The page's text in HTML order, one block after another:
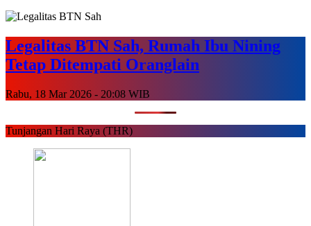
Legalitas BTN Sah, Rumah Ibu Nining
Tetap Ditempati Oranglain
Rabu, 18 Mar 2026 - 20:08 WIB
Tunjangan Hari Raya (THR)